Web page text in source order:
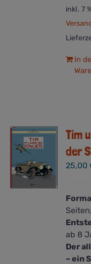
inkl. 7
In
Tim
der
25,00
ab 8
Der
– ein